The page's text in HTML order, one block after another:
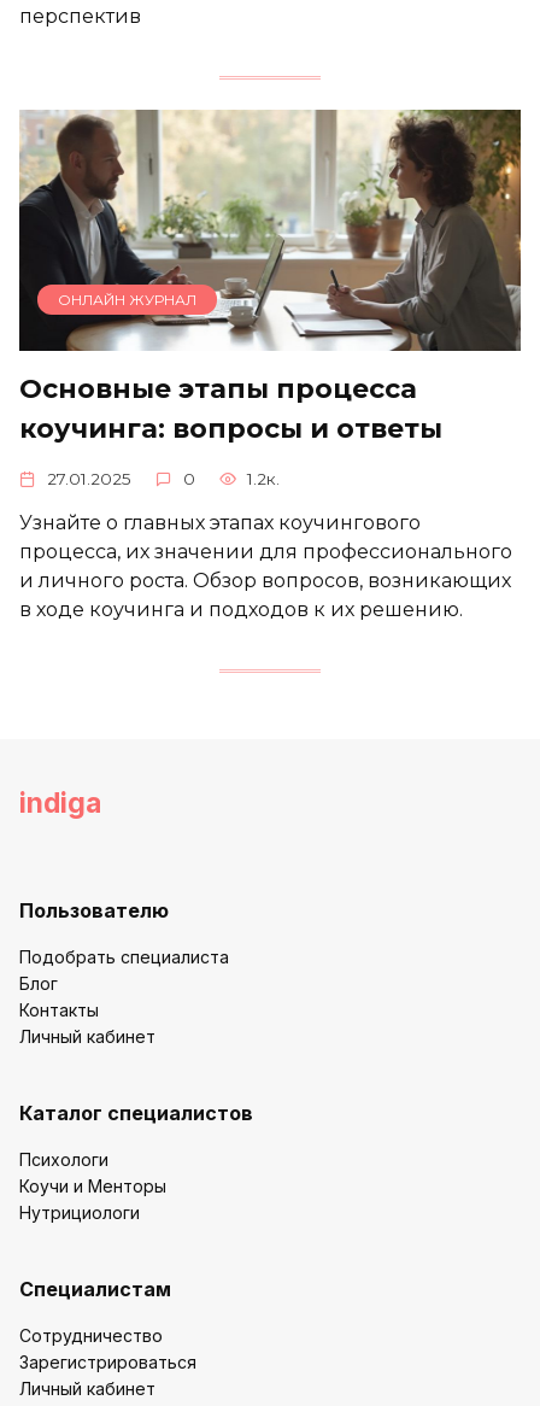
перспектив
ОНЛАЙН ЖУРНАЛ
Основные этапы процесса
коучинга: вопросы и ответы
27.01.2025 0 1.2к.
Узнайте о главных этапах коучингового
процесса, их значении для профессионального
и личного роста. Обзор вопросов, возникающих
в ходе коучинга и подходов к их решению.
indiga
Пользователю
Подобрать специалиста
Блог
Контакты
Личный кабинет
Каталог специалистов
Психологи
Коучи и Менторы
Нутрициологи
Специалистам
Сотрудничество
Зарегистрироваться
Личный кабинет